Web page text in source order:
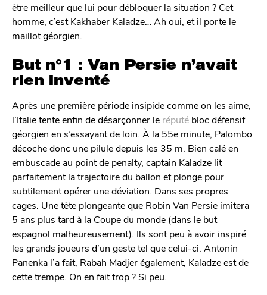
être meilleur que lui pour débloquer la situation ? Cet
homme, c’est Kakhaber Kaladze… Ah oui, et il porte le
maillot géorgien.
But n°1 : Van Persie n’avait
rien inventé
Après une première période insipide comme on les aime,
l’Italie tente enfin de désarçonner leréputé bloc défensif
géorgien en s’essayant de loin. À la 55e minute, Palombo
décoche donc une pilule depuis les 35 m. Bien calé en
embuscade au point de penalty, captain Kaladze lit
parfaitement la trajectoire du ballon et plonge pour
subtilement opérer une déviation. Dans ses propres
cages. Une tête plongeante que Robin Van Persie imitera
5 ans plus tard à la Coupe du monde (dans le but
espagnol malheureusement). Ils sont peu à avoir inspiré
les grands joueurs d’un geste tel que celui-ci. Antonin
Panenka l’a fait, Rabah Madjer également, Kaladze est de
cette trempe. On en fait trop ? Si peu.